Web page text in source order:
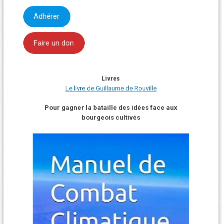
Adhérer
Faire un don
Livres
Le livre de Guillaume de Rouville
Pour gagner la bataille des idées face aux
bourgeois cultivés